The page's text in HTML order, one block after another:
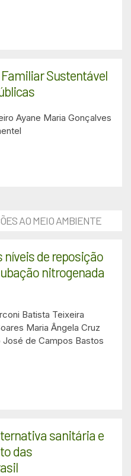
Sustentável
Ayane Maria Gonçalves
AO MEIO AMBIENTE
níveis de reposição
nitrogenada
Batista Teixeira
Maria Ângela Cruz
José de Campos Bastos
sanitária e
das